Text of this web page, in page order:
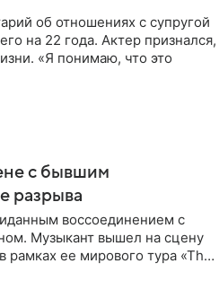
об отношениях с супругой
на 22 года. Актер признался,
«Я понимаю, что это
с бывшим
разрыва
воссоединением с
Музыкант вышел на сцену
ее мирового тура «The